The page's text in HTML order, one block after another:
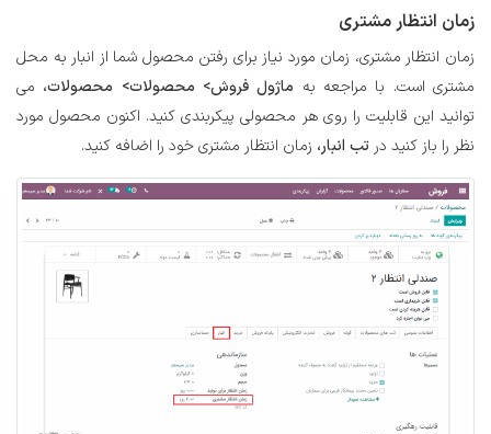
زمان انتظار مشتری
زمان انتظار مشتری، زمان مورد نیاز برای رفتن محصول شما از انبار به محل
مشتری است. با مراجعه به ماژول فروش> محصولات> محصولات، می
توانید این قابلیت را روی هر محصولی پیکربندی کنید. اکنون محصول مورد
نظر را باز کنید در تب انبار، زمان انتظار مشتری خود را اضافه کنید.